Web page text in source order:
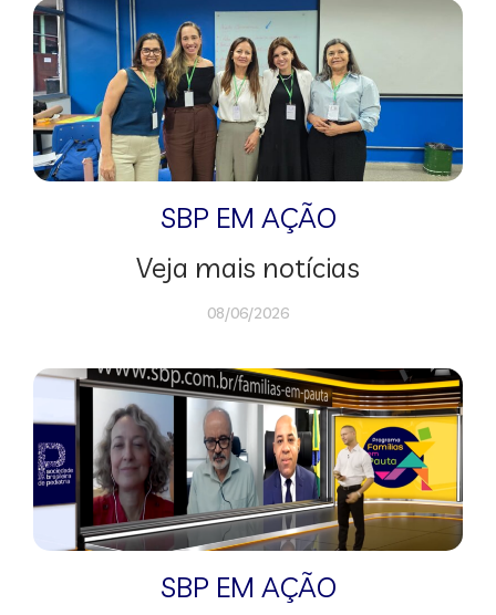
SBP EM AÇÃO
Veja mais notícias
08/06/2026
SBP EM AÇÃO